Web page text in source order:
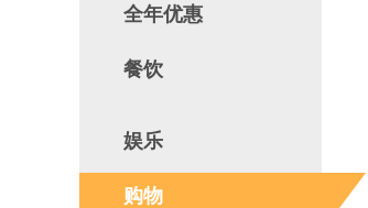
全年优惠
餐饮
娱乐
购物